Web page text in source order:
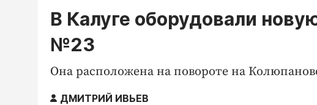
В Калуге оборудовали
№23
Она расположена на повороте на
ДМИТРИЙ ИВЬЕВ